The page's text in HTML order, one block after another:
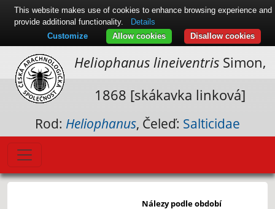
Heliophanus lineiventris Simon,
1868 [skákavka linková]
Rod: Heliophanus, Čeleď: Salticidae
Leaflet|© Seznam.cz a.s. a další
Nálezy podle období
This website makes use of cookies to enhance browsing experience and
provide additional functionality.
Details
Disallow cookies
Allow cookies
Customize